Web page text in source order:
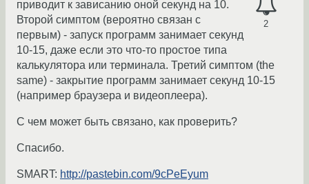
2
приводит к зависанию оной секунд на 10.
Второй симптом (вероятно связан с
первым) - запуск программ занимает секунд
10-15, даже если это что-то простое типа
калькулятора или терминала. Третий симптом (the
same) - закрытие программ занимает секунд 10-15
(например браузера и видеоплеера).
С чем может быть связано, как проверить?
Спасибо.
SMART: http://pastebin.com/9cPeEyum